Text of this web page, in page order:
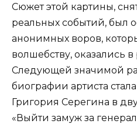
Сюжет этой картины,
реальных событий, был
анонимных воров,
волшебству, оказались
Следующей значимой
биографии артиста
Григория Серегина в
«Выйти замуж за